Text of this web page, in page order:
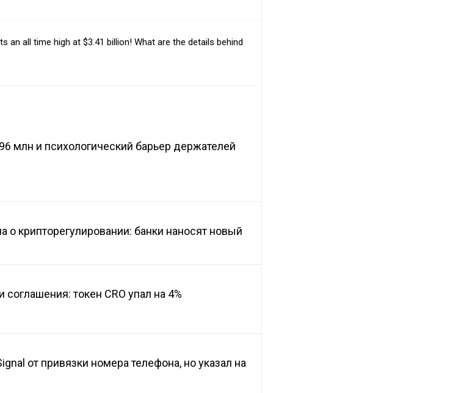
an all time high at $3.41 billion! What are the details behind
млн и психологический барьер держателей
крипторегулировании: банки наносят новый
токен CRO упал на 4%
от привязки номера телефона, но указал на